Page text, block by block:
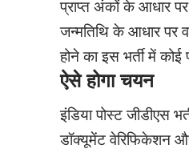
प्राप्त अंकों के आधार
जन्मतिथि के आधार पर
होने का इस भर्ती में कोई
ऐसे होगा चयन
इंडिया पोस्ट जीडीएस
डॉक्यूमेंट वेरिफिकेशन